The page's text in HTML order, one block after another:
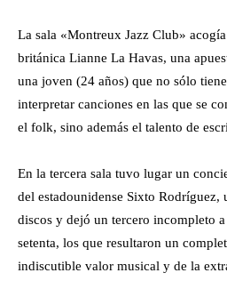
La sala «Montreux Jazz Club»
británica Lianne La Havas, una
una joven (24 años) que no sólo
interpretar canciones en las que se
el folk, sino además el talento de
En la tercera sala tuvo lugar un
del estadounidense Sixto Rodríguez,
discos y dejó un tercero incompleto
setenta, los que resultaron un
indiscutible valor musical y de la